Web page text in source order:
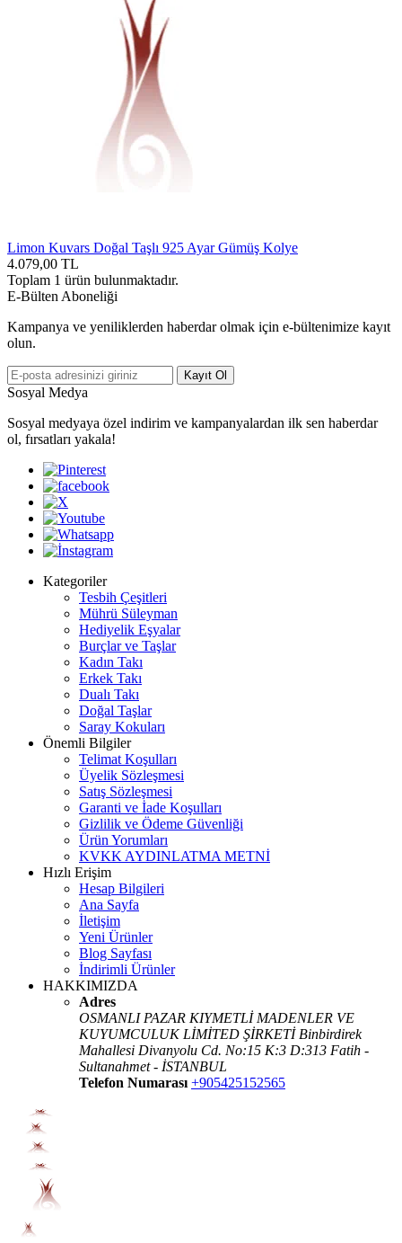
Limon Kuvars Doğal Taşlı 925 Ayar Gümüş Kolye
4.079,00 TL
Toplam 1 ürün bulunmaktadır.
E-Bülten Aboneliği
Kampanya ve yeniliklerden haberdar olmak için e-bültenimize kayıt
olun.
Kayıt Ol
Sosyal Medya
Sosyal medyaya özel indirim ve kampanyalardan ilk sen haberdar
ol, fırsatları yakala!
Kategoriler
Tesbih Çeşitleri
Mührü Süleyman
Hediyelik Eşyalar
Burçlar ve Taşlar
Kadın Takı
Erkek Takı
Dualı Takı
Doğal Taşlar
Saray Kokuları
Önemli Bilgiler
Telimat Koşulları
Üyelik Sözleşmesi
Satış Sözleşmesi
Garanti ve İade Koşulları
Gizlilik ve Ödeme Güvenliği
Ürün Yorumları
KVKK AYDINLATMA METNİ
Hızlı Erişim
Hesap Bilgileri
Ana Sayfa
İletişim
Yeni Ürünler
Blog Sayfası
İndirimli Ürünler
HAKKIMIZDA
Adres
OSMANLI PAZAR KIYMETLİ MADENLER VE
KUYUMCULUK LİMİTED ŞİRKETİ Binbirdirek
Mahallesi Divanyolu Cd. No:15 K:3 D:313 Fatih -
Sultanahmet - İSTANBUL
Telefon Numarası +905425152565